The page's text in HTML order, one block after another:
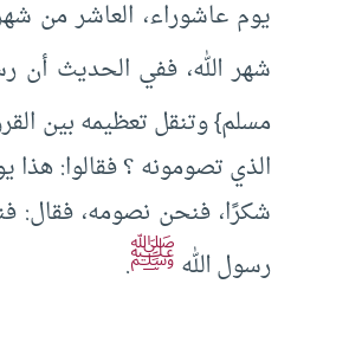
يوم عاشوراء، العاشر من
شهر الله، ففي الحديث أن
مسلم} وتنقل تعظيمه بين
الذي تصومونه ؟ فقالوا:
شكرًا، فنحن نصومه، فقال:
رسول اللهﷺ.